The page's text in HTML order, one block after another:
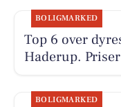
BOLIGMARKED
Top 6 over
Haderup.
BOLIGMARKED